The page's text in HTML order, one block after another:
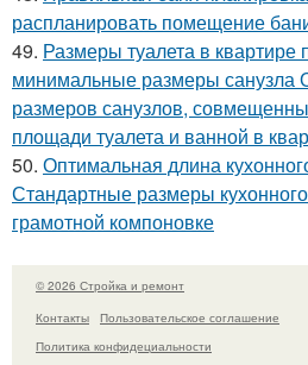
распланировать помещение
49. Размеры туалета в квартире
минимальные размеры санузла
размеров санузлов,
площади туалета и ванной в
50. Оптимальная длина
Стандартные размеры
грамотной компоновке
© 2026 Стройка и ремонт
Контакты
Пользовательское соглашение
Политика конфидециальности